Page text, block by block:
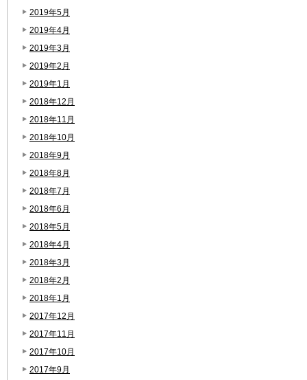
2019年5月
2019年4月
2019年3月
2019年2月
2019年1月
2018年12月
2018年11月
2018年10月
2018年9月
2018年8月
2018年7月
2018年6月
2018年5月
2018年4月
2018年3月
2018年2月
2018年1月
2017年12月
2017年11月
2017年10月
2017年9月